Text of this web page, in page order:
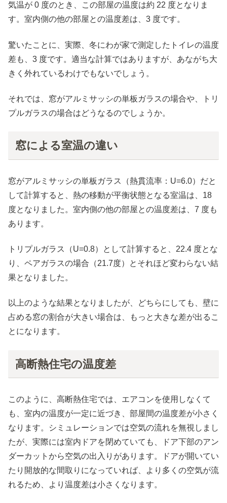
気温が 0 度のとき、この部屋の温度は約 22 度となりま
す。室内側の他の部屋との温度差は、3 度です。
驚いたことに、実際、冬にわが家で測定したトイレの温度
差も、3 度です。適当な計算ではありますが、あながち大
きく外れているわけでもないでしょう。
それでは、窓がアルミサッシの単板ガラスの場合や、トリ
プルガラスの場合はどうなるのでしょうか。
窓による室温の違い
窓がアルミサッシの単板ガラス（熱貫流率：U=6.0）だと
して計算すると、熱の移動が平衡状態となる室温は、18
度となりました。室内側の他の部屋との温度差は、7 度も
あります。
トリプルガラス（U=0.8）として計算すると、22.4 度とな
り、ペアガラスの場合（21.7度）とそれほど変わらない結
果となりました。
以上のような結果となりましたが、どちらにしても、壁に
占める窓の割合が大きい場合は、もっと大きな差が出るこ
とになります。
高断熱住宅の温度差
このように、高断熱住宅では、エアコンを使用しなくて
も、室内の温度が一定に近づき、部屋間の温度差が小さく
なります。シミュレーションでは空気の流れを無視しまし
たが、実際には室内ドアを閉めていても、ドア下部のアン
ダーカットから空気の出入りがあります。ドアが開いてい
たり開放的な間取りになっていれば、より多くの空気が流
れるため、より温度差は小さくなります。